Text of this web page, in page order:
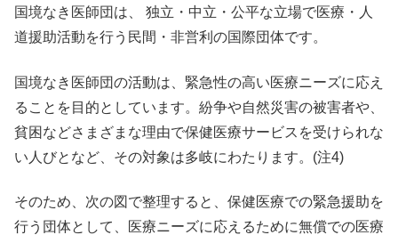
国境なき医師団は、 独立・中立・公平な立場で医療・人
道援助活動を行う民間・非営利の国際団体です。
国境なき医師団の活動は、緊急性の高い医療ニーズに応え
ることを目的としています。紛争や自然災害の被害者や、
貧困などさまざまな理由で保健医療サービスを受けられな
い人びとなど、その対象は多岐にわたります。(注4)
そのため、次の図で整理すると、保健医療での緊急援助を
行う団体として、医療ニーズに応えるために無償での医療